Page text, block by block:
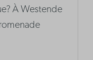
À Westende